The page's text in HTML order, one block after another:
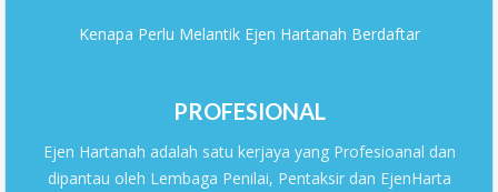
Kenapa Perlu Melantik Ejen Hartanah Berdaftar
PROFESIONAL
Ejen Hartanah adalah satu kerjaya yang Profesioanal dan
dipantau oleh Lembaga Penilai, Pentaksir dan EjenHarta